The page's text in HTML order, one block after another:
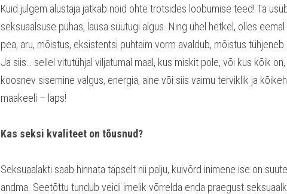
Kuid julgem alustaja jätkab noid ohte trotsides loobumise teed! Ta
seksuaalsuse puhas, lausa süütugi algus. Ning ühel hetkel, olles
pea, aru, mõistus, eksistentsi puhtaim vorm avaldub, mõistus
Ja siis… sellel vitutühjal viljatumal maal, kus miskit pole, või kus kõik
koosnev sisemine valgus, energia, aine või siis vaimu terviklik ja
maakeeli – laps!
Kas seksi kvaliteet on tõusnud?
Seksuaalakti saab hinnata täpselt nii palju, kuivõrd inimene ise on
andma. Seetõttu tundub veidi imelik võrrelda enda praegust